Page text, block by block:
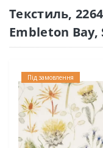
Текстиль,
Embleton Bay,
Під замовлення